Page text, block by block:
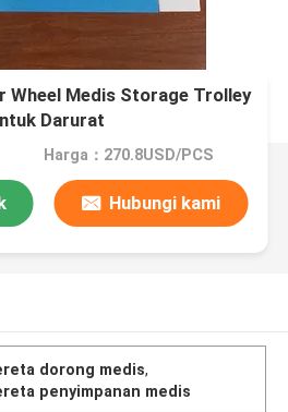
Wheel Medis Storage Trolley
Darurat
Harga：270.8USD/PCS
Hubungi kami
dorong medis,
penyimpanan medis